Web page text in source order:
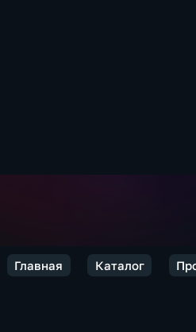
Главная Каталог